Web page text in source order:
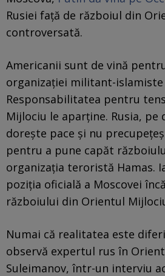
Rusiei față de războiul din
controversată.
Americanii sunt de vină
organizației militant-islamiste
Responsabilitatea pentru
Mijlociu le aparține. Rusia, pe
dorește pace și nu
pentru a pune capăt
organizația teroristă Hamas.
poziția oficială a Moscovei
războiului din Orientul
Numai că realitatea este
observă expertul rus în
Suleimanov, într-un interviu